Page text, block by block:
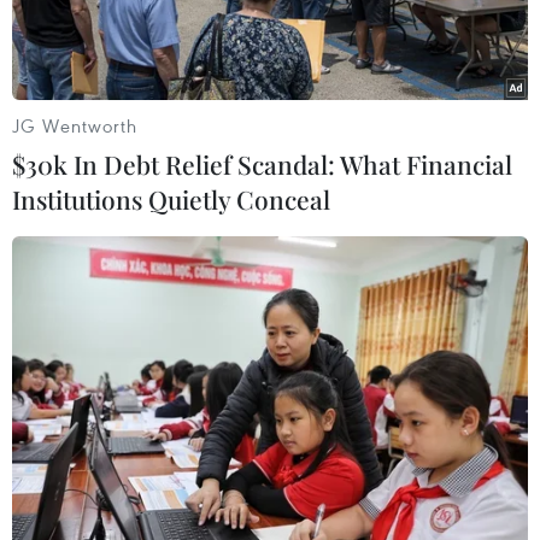
Cây cầu đã được xây dựng để người dân lưu thông, vận
chuyển vật tư nông nghiệp. (Ảnh: Nhựt An/TTXVN)
Sau phản ánh của phóng viên Thông tấn xã Việt
Nam về việc nhiều hộ dân có đất sản xuất tại ấp
3, xã Gáo Giồng, huyện Cao Lãnh (tỉnh Đồng
Tháp) bị mất lối đi chung kể từ khi xây dựng
Nhà văn hóa ấp 3 và chuồng bò của một hộ dân
JG Wentworth
$30k In Debt Relief Scandal: What Financial
Institutions Quietly Conceal